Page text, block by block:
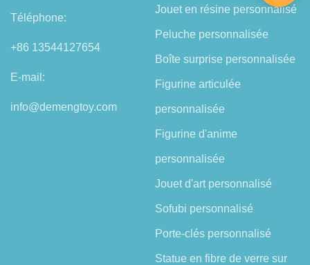
Téléphone:
+86 13544127654
E-mail:
info@demengtoy.com
Jouet en résine personnalisé
Peluche personnalisée
Boîte surprise personnalisée
Figurine articulée
personnalisée
Figurine d'anime
personnalisée
Jouet d'art personnalisé
Sofubi personnalisé
Porte-clés personnalisé
Statue en fibre de verre sur